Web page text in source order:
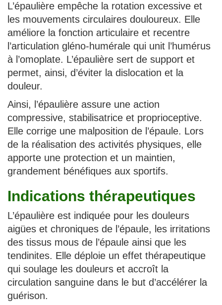
L’épaulière empêche la rotation excessive et
les mouvements circulaires douloureux. Elle
améliore la fonction articulaire et recentre
l’articulation gléno-humérale qui unit l’humérus
à l’omoplate. L’épaulière sert de support et
permet, ainsi, d’éviter la dislocation et la
douleur.
Ainsi, l’épaulière assure une action
compressive, stabilisatrice et proprioceptive.
Elle corrige une malposition de l’épaule. Lors
de la réalisation des activités physiques, elle
apporte une protection et un maintien,
grandement bénéfiques aux sportifs.
Indications thérapeutiques
L’épaulière est indiquée pour les douleurs
aigües et chroniques de l’épaule, les irritations
des tissus mous de l’épaule ainsi que les
tendinites. Elle déploie un effet thérapeutique
qui soulage les douleurs et accroît la
circulation sanguine dans le but d’accélérer la
guérison.